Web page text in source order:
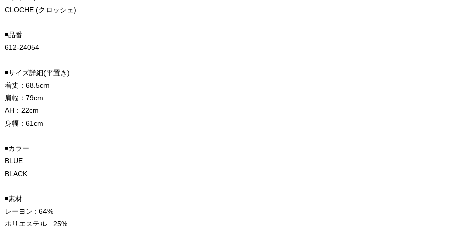
CLOCHE (クロッシェ)
◾️品番
612-24054
◾️サイズ詳細(平置き)
着丈：68.5cm
肩幅：79cm
AH：22cm
身幅：61cm
◾️カラー
BLUE
BLACK
◾️素材
レーヨン : 64%
ポリエステル : 25%